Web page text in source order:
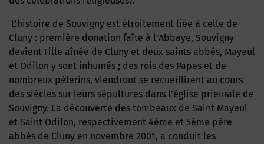
L’histoire de Souvigny est étroitement liée à celle de
Cluny : première donation faîte à l’Abbaye, Souvigny
devient Fille aînée de Cluny et deux saints abbés, Mayeul
et Odilon y sont inhumés ; des rois des Papes et de
nombreux pèlerins, viendront se recueillirent au cours
des siècles sur leurs sépultures dans l’église prieurale de
Souvigny. La découverte des tombeaux de Saint Mayeul
et Saint Odilon, respectivement 4ème et 5ème père
abbés de Cluny en novembre 2001, a conduit les